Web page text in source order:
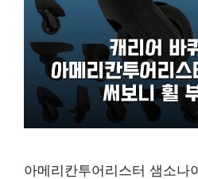
아메리칸투어리스터 샘소나